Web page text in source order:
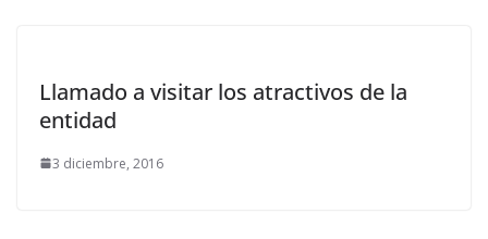
Llamado a visitar los atractivos de la
entidad
3 diciembre, 2016